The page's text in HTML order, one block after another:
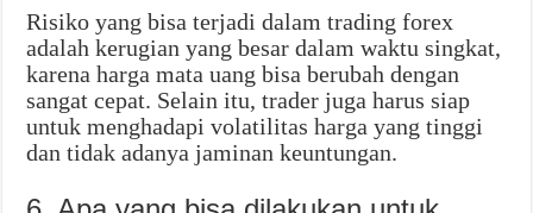
Risiko yang bisa terjadi dalam trading forex
adalah kerugian yang besar dalam waktu singkat,
karena harga mata uang bisa berubah dengan
sangat cepat. Selain itu, trader juga harus siap
untuk menghadapi volatilitas harga yang tinggi
dan tidak adanya jaminan keuntungan.